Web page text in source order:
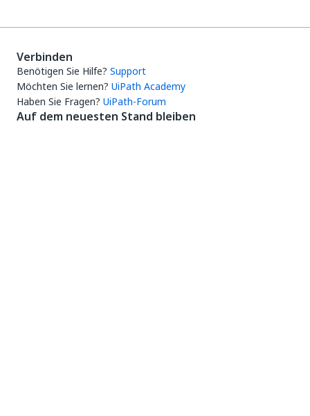
Verbinden
Benötigen Sie Hilfe? Support
Möchten Sie lernen? UiPath Academy
Haben Sie Fragen? UiPath-Forum
Auf dem neuesten Stand bleiben